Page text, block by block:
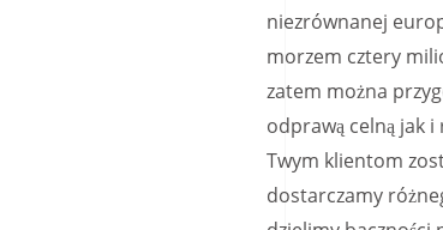
niezrównanej
morzem cztery
zatem można
odprawą celną jak
Twym klientom
dostarczamy